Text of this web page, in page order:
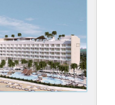
gran variedad de
sin necesidad de
nivel, emocionantes
y un sinfín de
Breathless
Resort & Spa